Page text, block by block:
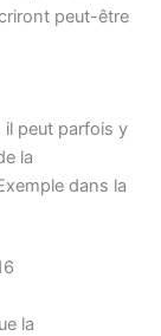
peut-être
il peut parfois y
la
dans la
la